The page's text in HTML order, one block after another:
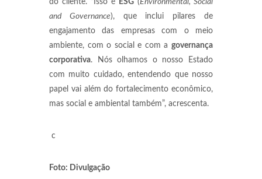
do cliente. “Isso é
ESG (Environmental, Social
and Governance), que inclui pilares de
engajamento das empresas com o meio
ambiente, com o social e com a governança
corporativa. Nós olhamos o nosso Estado
com muito cuidado, entendendo que nosso
papel vai além do fortalecimento econômico,
mas social e ambiental também”, acrescenta.
c
Foto: Divulgação